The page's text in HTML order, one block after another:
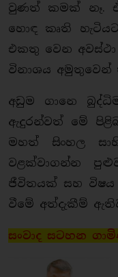
වුණත් කමක් නෑ.
හොඳ කෘති
එකතු වෙන
විනාශය අමුතුවෙන්
අඩුම ගානෙ
ඇදුරන්වත් මේ
මහත් සිංහල
වළක්වාගන්න
ජීවිතයක් සහ
වීමේ අත්දැකීම්
සංවාද සටහන